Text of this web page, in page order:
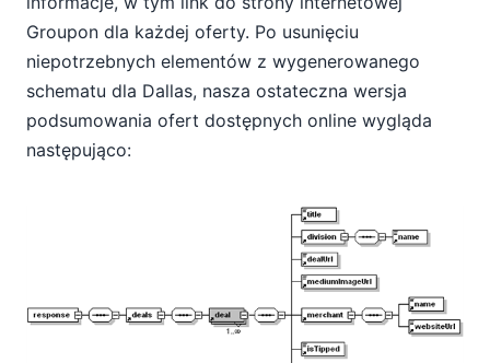
Groupon dla każdej oferty. Po usunięciu
niepotrzebnych elementów z wygenerowanego
schematu dla Dallas, nasza ostateczna wersja
podsumowania ofert dostępnych online wygląda
następująco: